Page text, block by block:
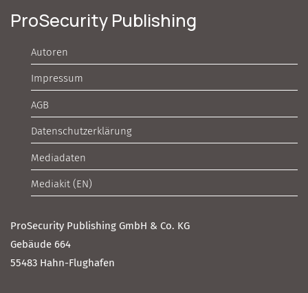
ProSecurity Publishing
Autoren
Impressum
AGB
Datenschutzerklärung
Mediadaten
Mediakit (EN)
ProSecurity Publishing GmbH & Co. KG
Gebäude 664
55483 Hahn-Flughafen